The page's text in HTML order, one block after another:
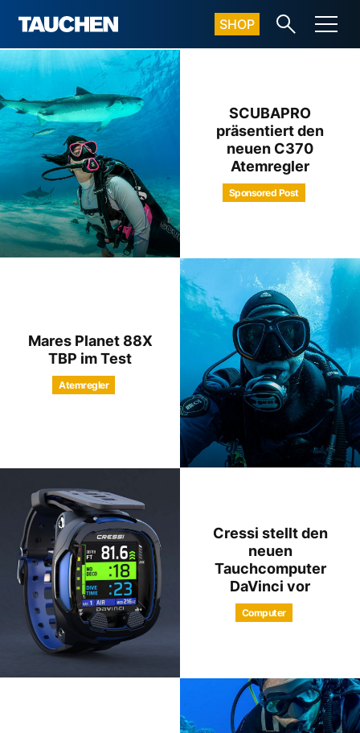
SHOP
SCUBAPRO
präsentiert den
neuen C370
Atemregler
Sponsored Post
Mares Planet 88X
TBP im Test
Atemregler
Cressi stellt den
neuen
Tauchcomputer
DaVinci vor
Computer